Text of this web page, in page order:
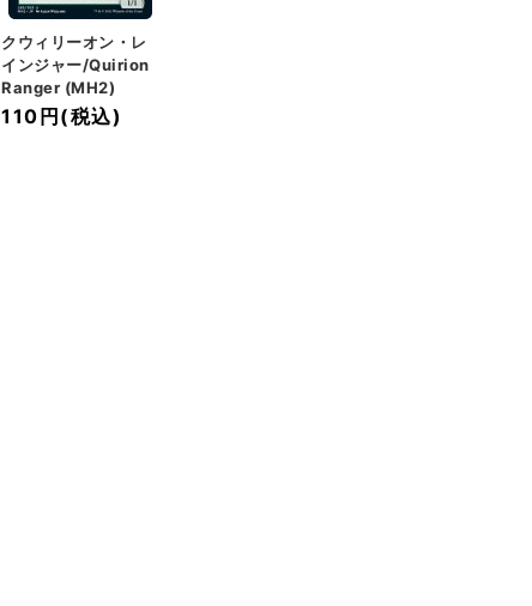
クウィリーオン・レ
インジャー/Quirion
Ranger (MH2)
110円 (税込)